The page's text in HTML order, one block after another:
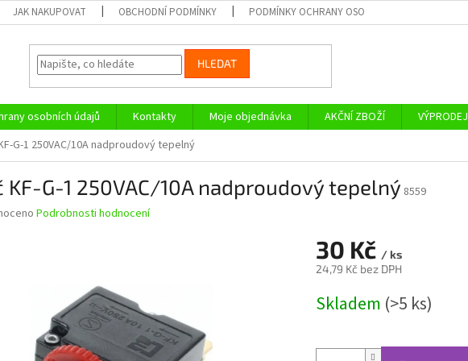
JAK NAKUPOVAT OBCHODNÍ PODMÍNKY PODMÍNKY OCHRANY OSOBNÍCH ÚDAJŮ
HLEDAT
osobních údajů Kontakty Moje objednávka AKČNÍ ZBOŽÍ
VÝPRODEJ
G-1 250VAC/10A nadproudový tepelný
KF-G-1 250VAC/10A nadproudový tepelný 8559
Podrobnosti hodnocení
30 Kč / ks
24,79 Kč bez DPH
cena:
Skladem (>5 ks)